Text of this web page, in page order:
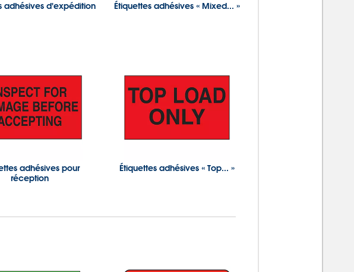
adhésives d'expédition Étiquettes adhésives « Mixed... »
adhésives pour
réception
Étiquettes adhésives « Top... »